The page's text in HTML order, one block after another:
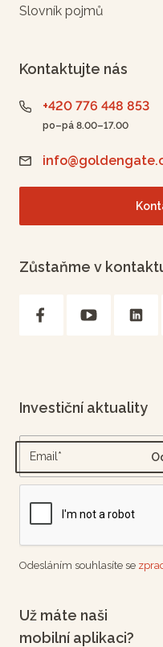
Slovník pojmů
Kontaktujte nás
+420 776 448 853
po–pá 8.00–17.00
Zůstaňme v
Investiční aktuality
Odesláním souhlasíte se
Už máte naši
mobilní aplikaci?